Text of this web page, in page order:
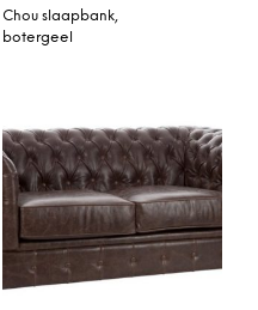
Chou slaapbank,
botergeel